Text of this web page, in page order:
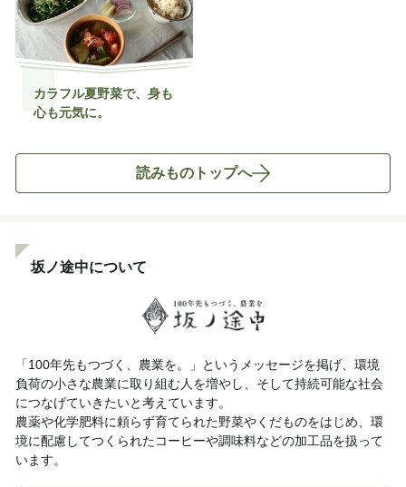
カラフル夏野菜で、身も
心も元気に。
読みものトップへ
坂ノ途中について
「100年先もつづく、農業を。」というメッセージを掲げ、環境
負荷の小さな農業に取り組む人を増やし、そして持続可能な社会
につなげていきたいと考えています。
農薬や化学肥料に頼らず育てられた野菜やくだものをはじめ、環
境に配慮してつくられたコーヒーや調味料などの加工品を扱って
います。